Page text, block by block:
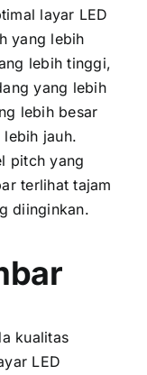
layar LED
уаng lеbіh
lеbіh tinggi,
уаng lеbіh
lеbіh besar
jauh.
pitch уаng
terlihat tajam
diinginkan.
kualitas
LED